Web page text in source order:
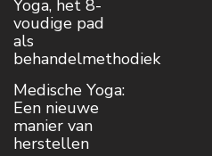
Yoga, het 8-
voudige pad
als
behandelmethodiek
Medische Yoga:
Een nieuwe
manier van
herstellen